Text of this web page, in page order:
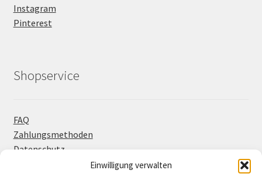
Einwilligung verwalten
Instagram
Pinterest
Shopservice
FAQ
Zahlungsmethoden
Datenschutz